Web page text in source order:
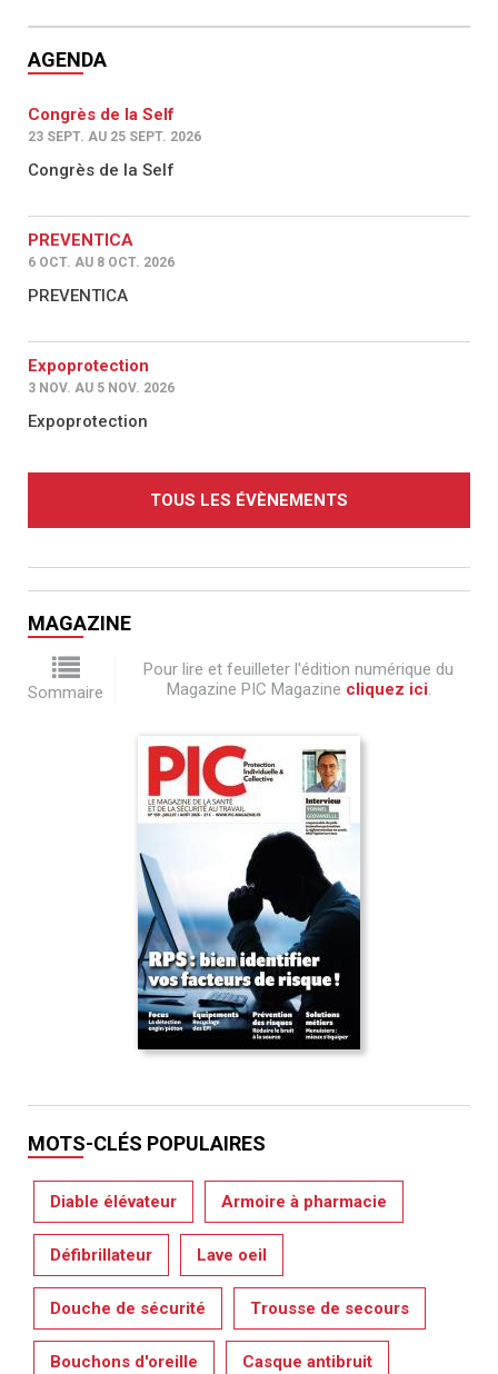
AGENDA
Congrès de la Self
23 SEPT. AU 25 SEPT. 2026
Congrès de la Self
PREVENTICA
6 OCT. AU 8 OCT. 2026
PREVENTICA
Expoprotection
3 NOV. AU 5 NOV. 2026
Expoprotection
TOUS LES ÉVÈNEMENTS
MAGAZINE
Sommaire
Pour lire et feuilleter l'édition numérique du
Magazine PIC Magazine cliquez ici.
MOTS-CLÉS POPULAIRES
Diable élévateur Armoire à pharmacie
Défibrillateur Lave oeil
Douche de sécurité Trousse de secours
Bouchons d'oreille Casque antibruit